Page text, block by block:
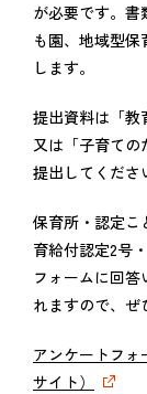
が必要です。書
も園、地域型
します。
提出資料は「教
又は「子育ての
提出してくださ
保育所・認定こ
育給付認定2号
フォームに回
れますので、ぜ
アンケートフ
サイト）